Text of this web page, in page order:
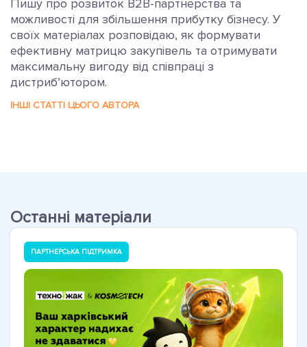
Пишу про розвиток B2B-партнерства та
можливості для збільшення прибутку бізнесу. У
своїх матеріалах розповідаю, як формувати
ефективну матрицю закупівель та отримувати
максимальну вигоду від співпраці з
дистриб’ютором.
ІНШІ СТАТТІ ЦЬОГО АВТОРА
Останні матеріали
ПАРТНЕРСЬКА ПІДТРИМКА